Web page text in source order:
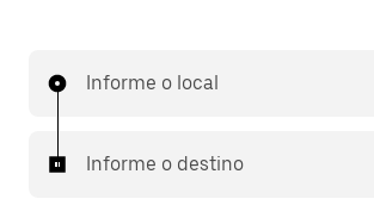
Informe o local
Informe o destino